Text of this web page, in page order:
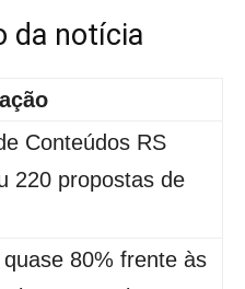
da notícia
Conteúdos RS
220 propostas de
80% frente às